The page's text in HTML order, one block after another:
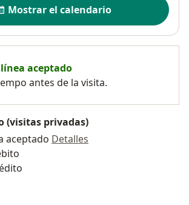
Mostrar el calendario
aceptado
antes de la visita.
(visitas privadas)
aceptado Detalles